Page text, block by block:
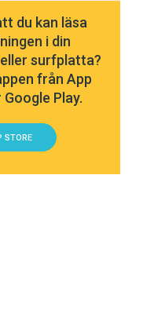
du kan läsa
i din
surfplatta?
från App
Play.
STORE